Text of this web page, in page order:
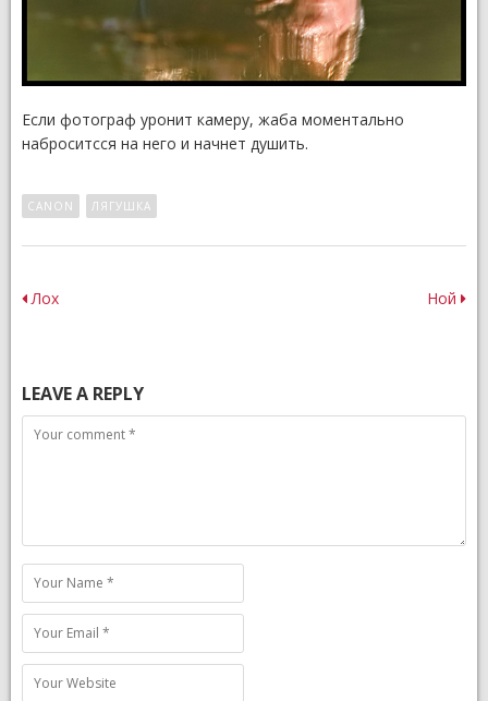
Если фотограф уронит камеру, жаба моментально
наброситсся на него и начнет душить.
CANON ЛЯГУШКА
Post
Лох Ной
LEAVE A REPLY
Comment
Name
Email
Website